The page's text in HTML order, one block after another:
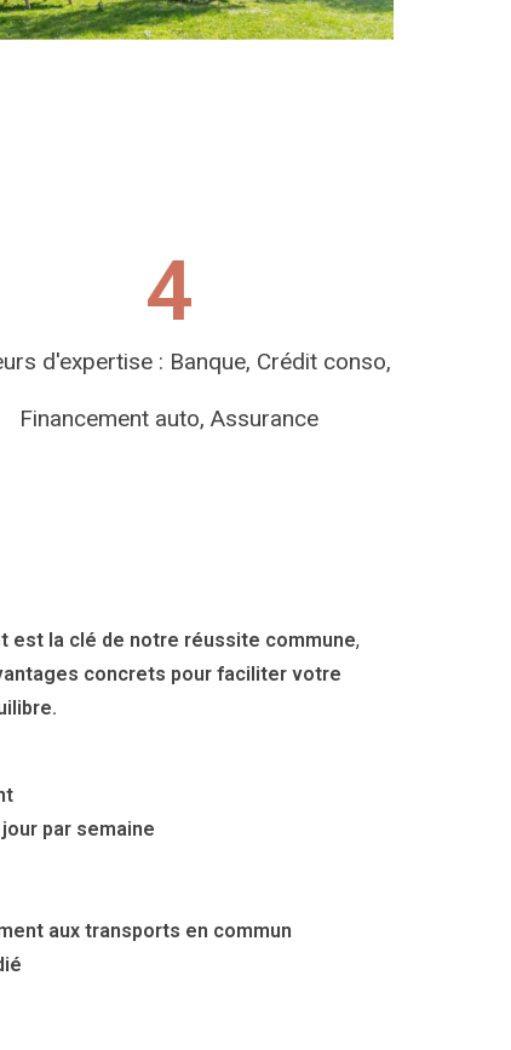
4
d'expertise : Banque, Crédit conso,
Financement auto, Assurance
est la clé de notre réussite commune,
concrets pour faciliter votre
par semaine
aux transports en commun